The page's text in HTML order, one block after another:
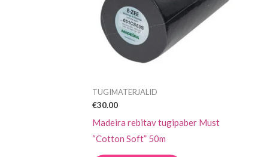
TUGIMATERJALID
€30.00
Madeira rebitav tugipaber Must
“Cotton Soft” 50m